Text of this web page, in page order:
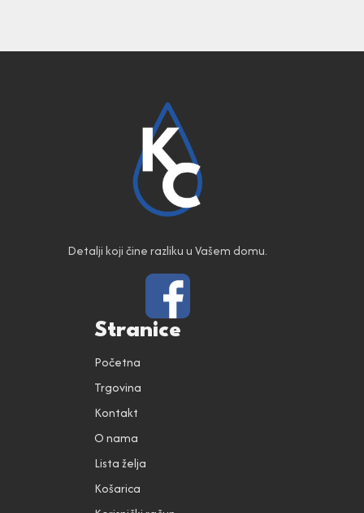
Detalji koji čine razliku u Vašem domu.
Stranice
Početna
Trgovina
Kontakt
O nama
Lista želja
Košarica